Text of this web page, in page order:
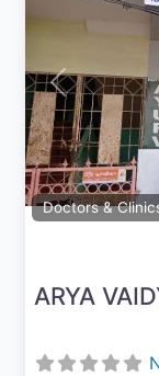
Doctors &
Previous
ARYA